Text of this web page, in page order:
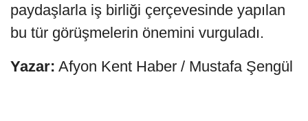
paydaşlarla iş birliği çerçevesinde yapılan
bu tür görüşmelerin önemini vurguladı.
Yazar: Afyon Kent Haber / Mustafa Şengül